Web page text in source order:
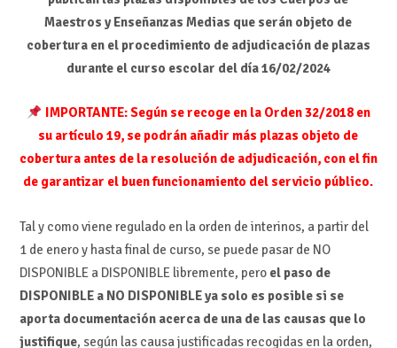
Maestros y Enseñanzas Medias que serán objeto de
cobertura en el procedimiento de adjudicación de plazas
durante el curso escolar del día 16/02/2024
IMPORTANTE: Según se recoge en la Orden 32/2018 en
su artículo 19, se podrán añadir más plazas objeto de
cobertura antes de la resolución de adjudicación, con el fin
de garantizar el buen funcionamiento del servicio público.
Tal y como viene regulado en la orden de interinos, a partir del
1 de enero y hasta final de curso, se puede pasar de NO
DISPONIBLE a DISPONIBLE libremente, pero el paso de
DISPONIBLE a NO DISPONIBLE ya solo es posible si se
aporta documentación acerca de una de las causas que lo
justifique, según las causa justificadas recogidas en la orden,